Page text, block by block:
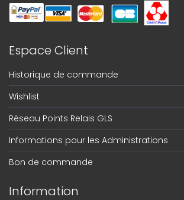
Espace Client
Historique de commande
Wishlist
Réseau Points Relais GLS
Informations pour les Administrations
Bon de commande
Information